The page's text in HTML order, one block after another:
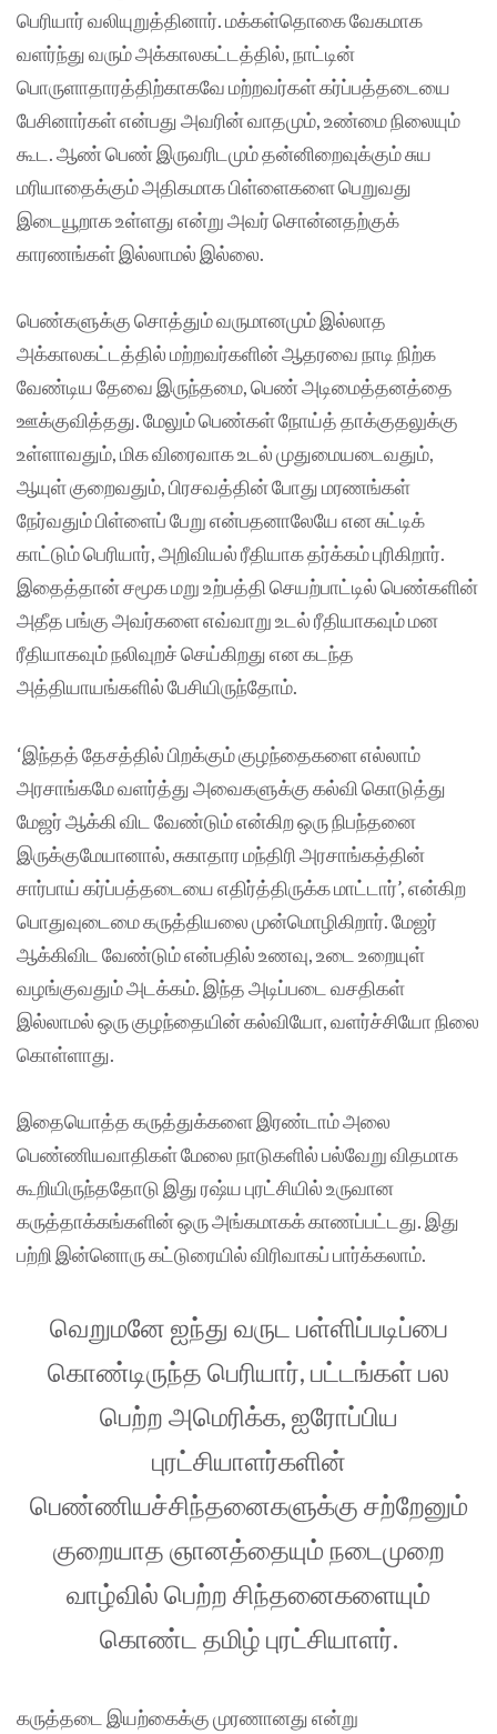
பெரியார் வலியுறுத்தினார். மக்கள்தொகை வேகமாக
வளர்ந்து வரும் அக்காலகட்டத்தில், நாட்டின்
பொருளாதாரத்திற்காகவே மற்றவர்கள் கர்ப்பத்தடையை
பேசினார்கள் என்பது அவரின் வாதமும், உண்மை நிலையும்
கூட. ஆண் பெண் இருவரிடமும் தன்னிறைவுக்கும் சுய
மரியாதைக்கும் அதிகமாக பிள்ளைகளை பெறுவது
இடையூறாக உள்ளது என்று அவர் சொன்னதற்குக்
காரணங்கள் இல்லாமல் இல்லை.
பெண்களுக்கு சொத்தும் வருமானமும் இல்லாத
அக்காலகட்டத்தில் மற்றவர்களின் ஆதரவை நாடி நிற்க
வேண்டிய தேவை இருந்தமை, பெண் அடிமைத்தனத்தை
ஊக்குவித்தது. மேலும் பெண்கள் நோய்த் தாக்குதலுக்கு
உள்ளாவதும், மிக விரைவாக உடல் முதுமையடைவதும்,
ஆயுள் குறைவதும், பிரசவத்தின் போது மரணங்கள்
நேர்வதும் பிள்ளைப் பேறு என்பதனாலேயே என சுட்டிக்
காட்டும் பெரியார், அறிவியல் ரீதியாக தர்க்கம் புரிகிறார்.
இதைத்தான் சமூக மறு உற்பத்தி செயற்பாட்டில் பெண்களின்
அதீத பங்கு அவர்களை எவ்வாறு உடல் ரீதியாகவும் மன
ரீதியாகவும் நலிவுறச் செய்கிறது என கடந்த
அத்தியாயங்களில் பேசியிருந்தோம்.
‘இந்தத் தேசத்தில் பிறக்கும் குழந்தைகளை எல்லாம்
அரசாங்கமே வளர்த்து அவைகளுக்கு கல்வி கொடுத்து
மேஜர் ஆக்கி விட வேண்டும் என்கிற ஒரு நிபந்தனை
இருக்குமேயானால், சுகாதார மந்திரி அரசாங்கத்தின்
சார்பாய் கர்ப்பத்தடையை எதிர்த்திருக்க மாட்டார்’, என்கிற
பொதுவுடைமை கருத்தியலை முன்மொழிகிறார். மேஜர்
ஆக்கிவிட வேண்டும் என்பதில் உணவு, உடை உறையுள்
வழங்குவதும் அடக்கம். இந்த அடிப்படை வசதிகள்
இல்லாமல் ஒரு குழந்தையின் கல்வியோ, வளர்ச்சியோ நிலை
கொள்ளாது.
இதையொத்த கருத்துக்களை இரண்டாம் அலை
பெண்ணியவாதிகள் மேலை நாடுகளில் பல்வேறு விதமாக
கூறியிருந்ததோடு இது ரஷ்ய புரட்சியில் உருவான
கருத்தாக்கங்களின் ஒரு அங்கமாகக் காணப்பட்டது. இது
பற்றி இன்னொரு கட்டுரையில் விரிவாகப் பார்க்கலாம்.
வெறுமனே ஐந்து வருட பள்ளிப்படிப்பை
கொண்டிருந்த பெரியார், பட்டங்கள் பல
பெற்ற அமெரிக்க, ஐரோப்பிய
புரட்சியாளர்களின்
பெண்ணியச்சிந்தனைகளுக்கு சற்றேனும்
குறையாத ஞானத்தையும் நடைமுறை
வாழ்வில் பெற்ற சிந்தனைகளையும்
கொண்ட தமிழ் புரட்சியாளர்.
கருத்தடை இயற்கைக்கு முரணானது என்று